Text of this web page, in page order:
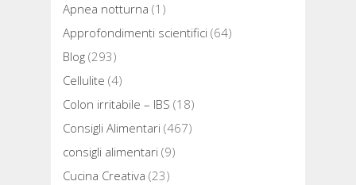
Apnea notturna (1)
Approfondimenti scientifici (64)
Blog (293)
Cellulite (4)
Colon irritabile – IBS (18)
Consigli Alimentari (467)
consigli alimentari (9)
Cucina Creativa (23)